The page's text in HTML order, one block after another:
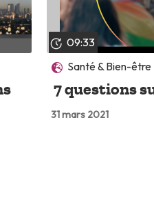
09:33
Santé & Bien-être
7 questions
31 mars 2021